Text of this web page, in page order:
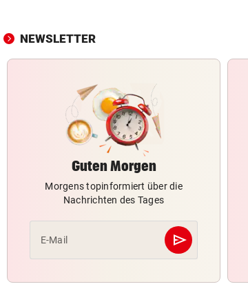
NEWSLETTER
Guten Morgen
Morgens topinformiert über die
Nachrichten des Tages
E-Mail send
Abschicken